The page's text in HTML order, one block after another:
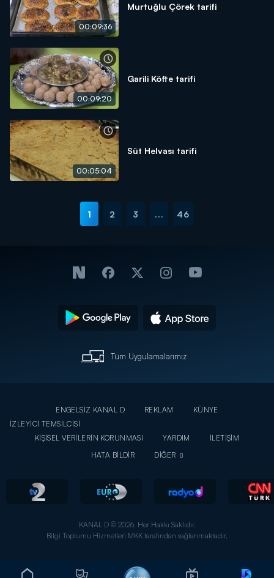
00:09:36
Murtuğlu Çörek tarifi
00:09:20
Garili Köfte tarifi
00:05:04
Süt Helvası tarifi
1 2 3 ... 46
Tüm Uygulamalarımız
ENGELSİZ KANAL D REKLAM
KÜNYE
İZLEYİCİ TEMSİLCİSİ
KİŞİSEL VERİLERİN KORUNMASI
YARDIM
İLETİŞİM
HATA BİLDİR
DİĞER
KANAL D © 2026. Her Hakkı Saklıdır.
Bilgi Toplumu Hizmetleri MKK tarafından sağlanmaktadır.